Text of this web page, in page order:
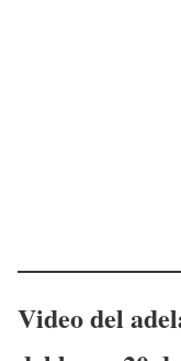
Video del